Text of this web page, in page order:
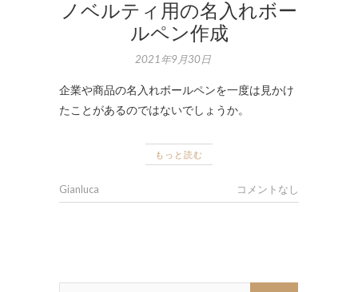
ノベルティ用の名入れボー
ルペン作成
2021年9月30日
企業や商品の名入れボールペンを一度は見かけ
たことがあるのではないでしょうか。
もっと読む
Gianluca コメントなし